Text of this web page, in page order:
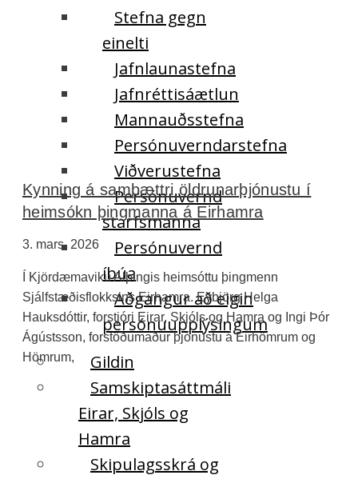
Stefna gegn
einelti
Jafnlaunastefna
Jafnréttisáætlun
Mannauðsstefna
Persónuverndarstefna
Viðverustefna
Persónuvernd
starfsmanna
Persónuvernd
íbúa
Aðgangur að eigin
persónuupplýsingum
Gildin
Samskiptasáttmáli
Eirar, Skjóls og
Hamra
Skipulagsskrá og
Kynning á samþættri öldrunarþjónustu í
heimsókn þingmanna á Eirhamra
3. mars, 2026
Í Kjördæmaviku Alþingis heimsóttu þingmenn
Sjálfstæðisflokksins Eirhamra. Eybjörg Helga
Hauksdóttir, forstjóri Eirar, Skjóls og Hamra og Ingi Þór
Ágústsson, forstöðumaður þjónustu á Eirhömrum og
Hömrum,